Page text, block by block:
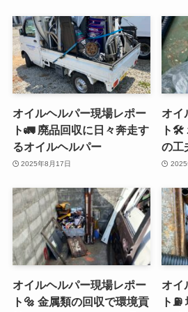
オイルヘルパー現場レポー
ト🚛 廃品回収に日々奔走す
るオイルヘルパー
2025年8月17日
オイ
ト🛠
の工
2025
オイルヘルパー現場レポー
ト🔩 金属類の回収で環境貢
オイ
ト